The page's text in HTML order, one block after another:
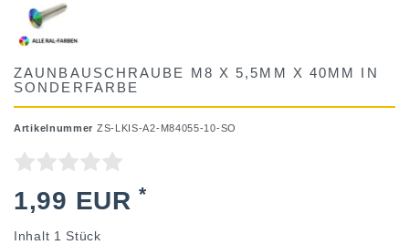
ZAUNBAUSCHRAUBE M8 X 5,5MM X 40MM IN
SONDERFARBE
Artikelnummer ZS-LKIS-A2-M84055-10-SO
1,99 EUR*
Inhalt 1 Stück